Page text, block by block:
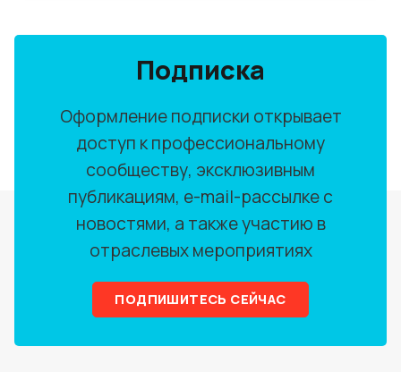
Подписка
Оформление подписки открывает
доступ к профессиональному
сообществу, эксклюзивным
публикациям, e-mail-рассылке с
новостями, а также участию в
отраслевых мероприятиях
ПОДПИШИТЕСЬ СЕЙЧАС